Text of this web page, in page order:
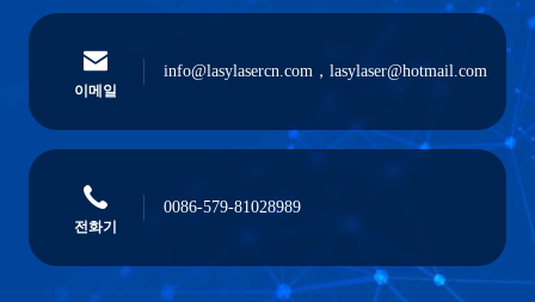
이메일
info@lasylasercn.com，lasylaser@hotmail.com
전화기
0086-579-81028989